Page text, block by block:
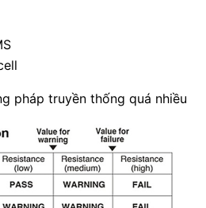
pháp truyền thống quá nhiều